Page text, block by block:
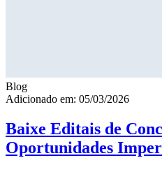
Blog
Adicionado em: 05/03/2026
Baixe Editais de
Oportunidades